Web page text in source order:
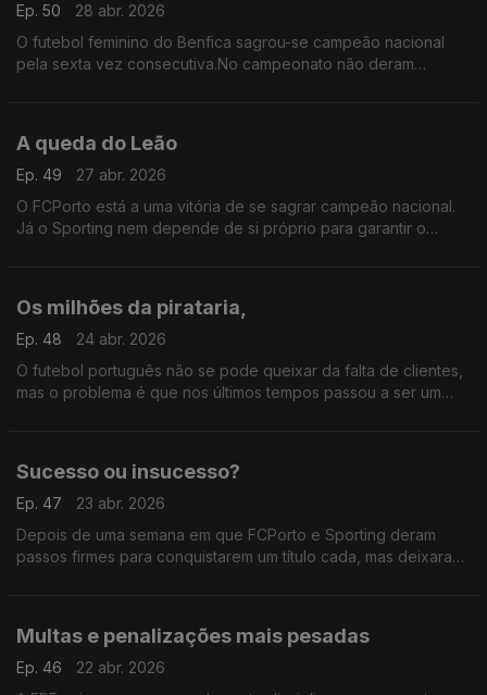
Ep. 50
28 abr. 2026
O futebol feminino do Benfica sagrou-se campeão nacional
pela sexta vez consecutiva.No campeonato não deram
A queda do Leão
Ep. 49
27 abr. 2026
O FCPorto está a uma vitória de se sagrar campeão nacional.
Já o Sporting nem depende de si próprio para garantir o
Os milhões da pirataria,
Ep. 48
24 abr. 2026
O futebol português não se pode queixar da falta de clientes,
mas o problema é que nos últimos tempos passou a ser um
Sucesso ou insucesso?
Ep. 47
23 abr. 2026
Depois de uma semana em que FCPorto e Sporting deram
passos firmes para conquistarem um título cada, mas deixaram
Multas e penalizações mais pesadas
Ep. 46
22 abr. 2026